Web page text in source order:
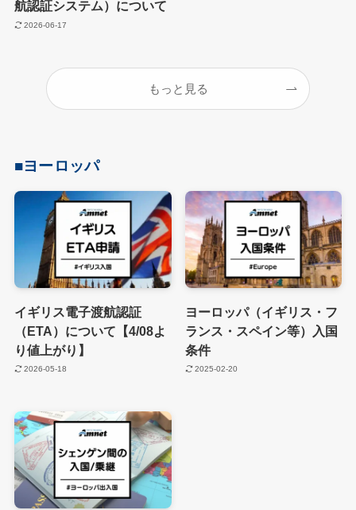
航認証システム）について
2026-06-17
もっと見る
■ヨーロッパ
イギリス電子渡航認証
（ETA）について【4/08よ
り値上がり】
2026-05-18
ヨーロッパ（イギリス・フ
ランス・スペイン等）入国
条件
2025-02-20